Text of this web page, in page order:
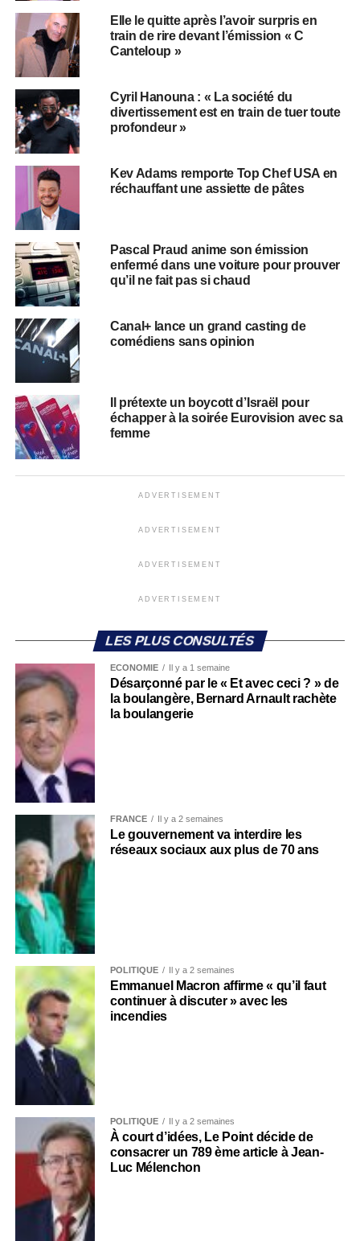
Elle le quitte après l’avoir surpris en
train de rire devant l’émission « C
Canteloup »
Cyril Hanouna : « La société du
divertissement est en train de tuer toute
profondeur »
Kev Adams remporte Top Chef USA en
réchauffant une assiette de pâtes
Pascal Praud anime son émission
enfermé dans une voiture pour prouver
qu’il ne fait pas si chaud
Canal+ lance un grand casting de
comédiens sans opinion
Il prétexte un boycott d’Israël pour
échapper à la soirée Eurovision avec sa
femme
ADVERTISEMENT
ADVERTISEMENT
ADVERTISEMENT
ADVERTISEMENT
LES PLUS CONSULTÉS
ECONOMIE Il y a 1 semaine
Désarçonné par le « Et avec ceci ? » de
la boulangère, Bernard Arnault rachète
la boulangerie
FRANCE Il y a 2 semaines
Le gouvernement va interdire les
réseaux sociaux aux plus de 70 ans
POLITIQUE Il y a 2 semaines
Emmanuel Macron affirme « qu’il faut
continuer à discuter » avec les
incendies
POLITIQUE Il y a 2 semaines
À court d’idées, Le Point décide de
consacrer un 789 ème article à Jean-
Luc Mélenchon